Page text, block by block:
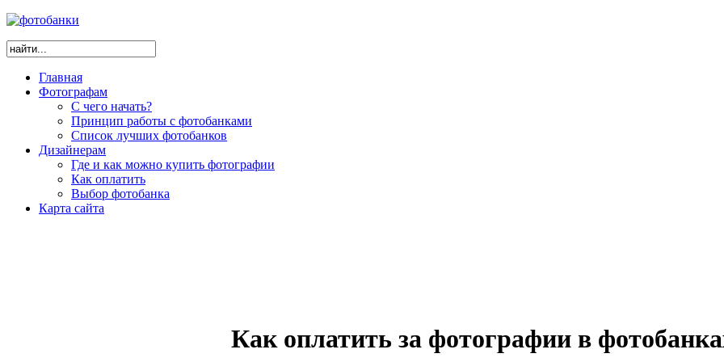
Главная
Фотографам
С чего начать?
Принцип работы с фотобанками
Список лучших фотобанков
Дизайнерам
Где и как можно купить фотографии
Как оплатить
Выбор фотобанка
Карта сайта
Как оплатить за фотографии в